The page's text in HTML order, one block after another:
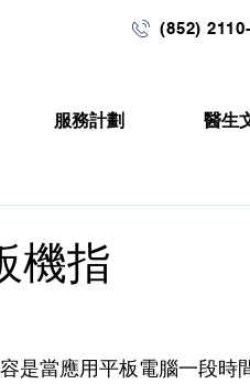
(852)
服務計劃 醫生
機指
是當應用平板電腦一段時